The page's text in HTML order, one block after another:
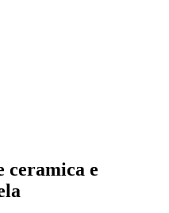
ceramica e